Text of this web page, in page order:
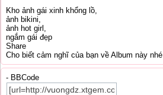
Kho ảnh gái xinh khổng lồ,
ảnh bikini,
ảnh hot girl,
ngắm gái đẹp
Share
Cho biết cảm nghĩ của bạn về Album này nhé
- BBCode